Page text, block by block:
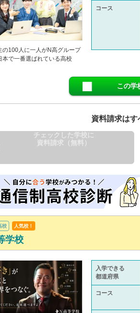
の100人に一人がN高グループ
本で一番選ばれている高校
コース
この学
資料請求はす
チェックした学校に
資料請求（無料）
校 人気校！
学校
入学できる
都道府県
コース